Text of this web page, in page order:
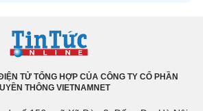
TỬ TỔNG HỢP CỦA CÔNG TY CỔ PHẦN
THÔNG VIETNAMNET